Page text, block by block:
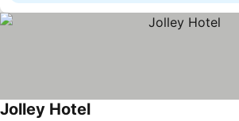
Jolley Hotel